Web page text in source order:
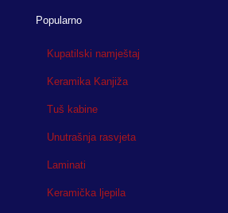
Popularno
Kupatilski namještaj
Keramika Kanjiža
Tuš kabine
Unutrašnja rasvjeta
Laminati
Keramička ljepila